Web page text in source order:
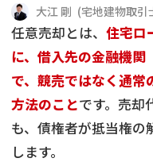
借地
ゴミ屋敷
リースバック
共有持分
訳あり不動産
土地売却
借地
大江 剛 (宅地建物取引
任意売却とは、 住宅ロ
に、借入先の金融機関
で、競売ではなく通常
方法のことです。売却
も、債権者が抵当権の
します。